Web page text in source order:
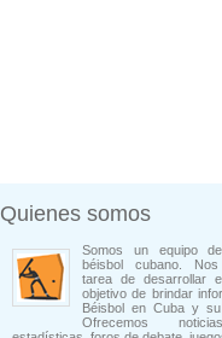
Quienes somos
Somos un equipo
béisbol cubano.
tarea de desarrollar
objetivo de brindar
Béisbol en Cuba y su
Ofrecemos